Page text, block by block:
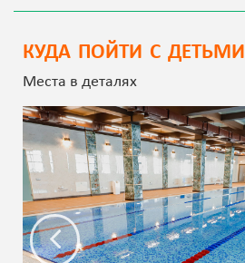
КУДА ПОЙТИ С
Места в деталях